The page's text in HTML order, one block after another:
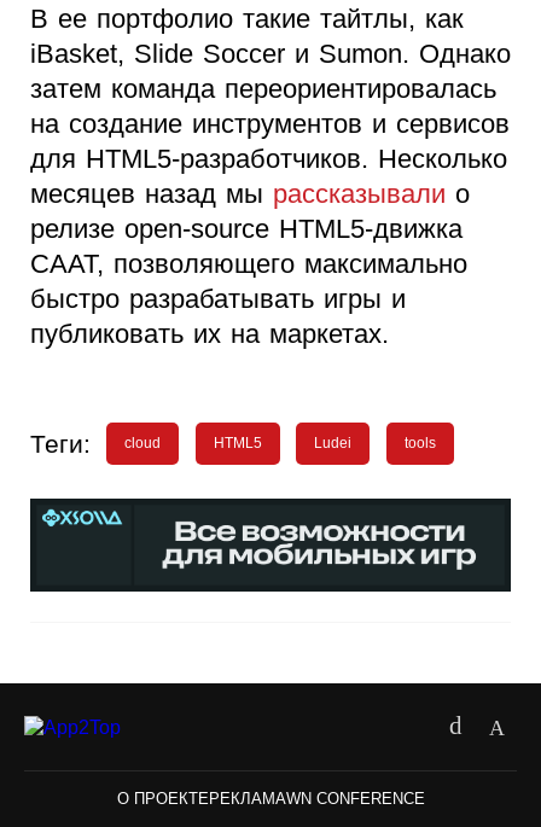
В ее портфолио такие тайтлы, как
iBasket, Slide Soccer и Sumon. Однако
затем команда переориентировалась
на создание инструментов и сервисов
для HTML5-разработчиков. Несколько
месяцев назад мы рассказывали о
релизе open-source HTML5-движка
CAAT, позволяющего максимально
быстро разрабатывать игры и
публиковать их на маркетах.
Теги: cloud HTML5 Ludei tools
О ПРОЕКТЕРЕКЛАМАWN CONFERENCE